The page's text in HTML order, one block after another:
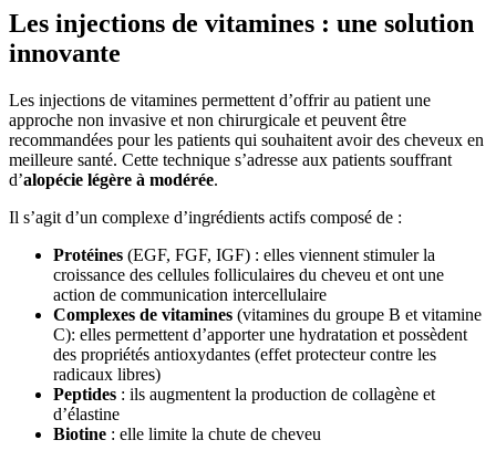
Les injections de vitamines : une solution
innovante
Les injections de vitamines permettent d’offrir au patient une
approche non invasive et non chirurgicale et peuvent être
recommandées pour les patients qui souhaitent avoir des cheveux en
meilleure santé. Cette technique s’adresse aux patients souffrant
d’alopécie légère à modérée.
Il s’agit d’un complexe d’ingrédients actifs composé de :
Protéines (EGF, FGF, IGF) : elles viennent stimuler la
croissance des cellules folliculaires du cheveu et ont une
action de communication intercellulaire
Complexes de vitamines (vitamines du groupe B et vitamine
C): elles permettent d’apporter une hydratation et possèdent
des propriétés antioxydantes (effet protecteur contre les
radicaux libres)
Peptides : ils augmentent la production de collagène et
d’élastine
Biotine : elle limite la chute de cheveu